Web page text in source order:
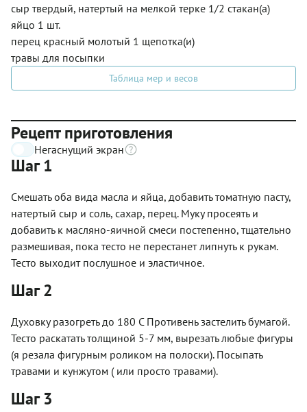
сыр твердый, натертый на мелкой терке 1/2 стакан(а)
яйцо 1 шт.
перец красный молотый 1 щепотка(и)
травы для посыпки
Таблица мер и весов
Рецепт приготовления
Негаснущий экран
Шаг 1
Смешать оба вида масла и яйца, добавить томатную пасту,
натертый сыр и соль, сахар, перец. Муку просеять и
добавить к масляно-яичной смеси постепенно, тщательно
размешивая, пока тесто не перестанет липнуть к рукам.
Тесто выходит послушное и эластичное.
Шаг 2
Духовку разогреть до 180 С Противень застелить бумагой.
Тесто раскатать толщиной 5-7 мм, вырезать любые фигуры
(я резала фигурным роликом на полоски). Посыпать
травами и кунжутом ( или просто травами).
Шаг 3